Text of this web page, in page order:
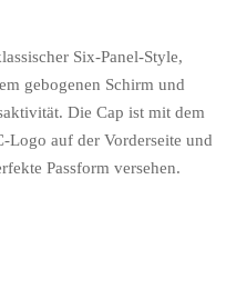
Six-Panel-Style,
gebogenen Schirm und
Die Cap ist mit dem
Logo auf der Vorderseite und
Passform versehen.